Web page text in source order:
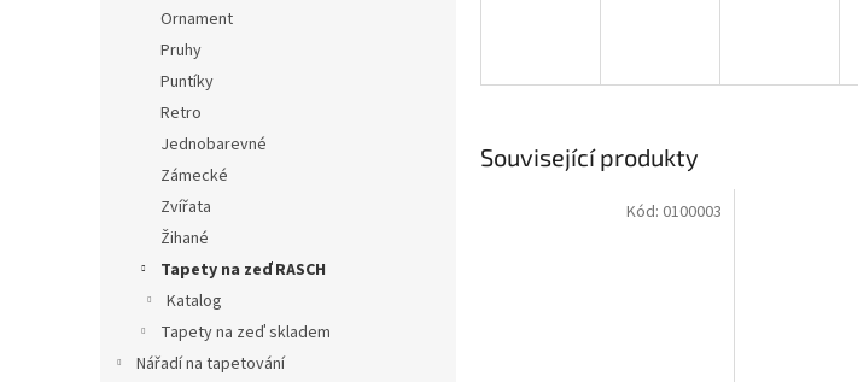
Ornament
Pruhy
Puntíky
Retro
Jednobarevné
Zámecké
Zvířata
Žihané
Tapety na zeď RASCH
Katalog
Tapety na zeď skladem
Nářadí na tapetování
Související produkty
Kód: 0100003